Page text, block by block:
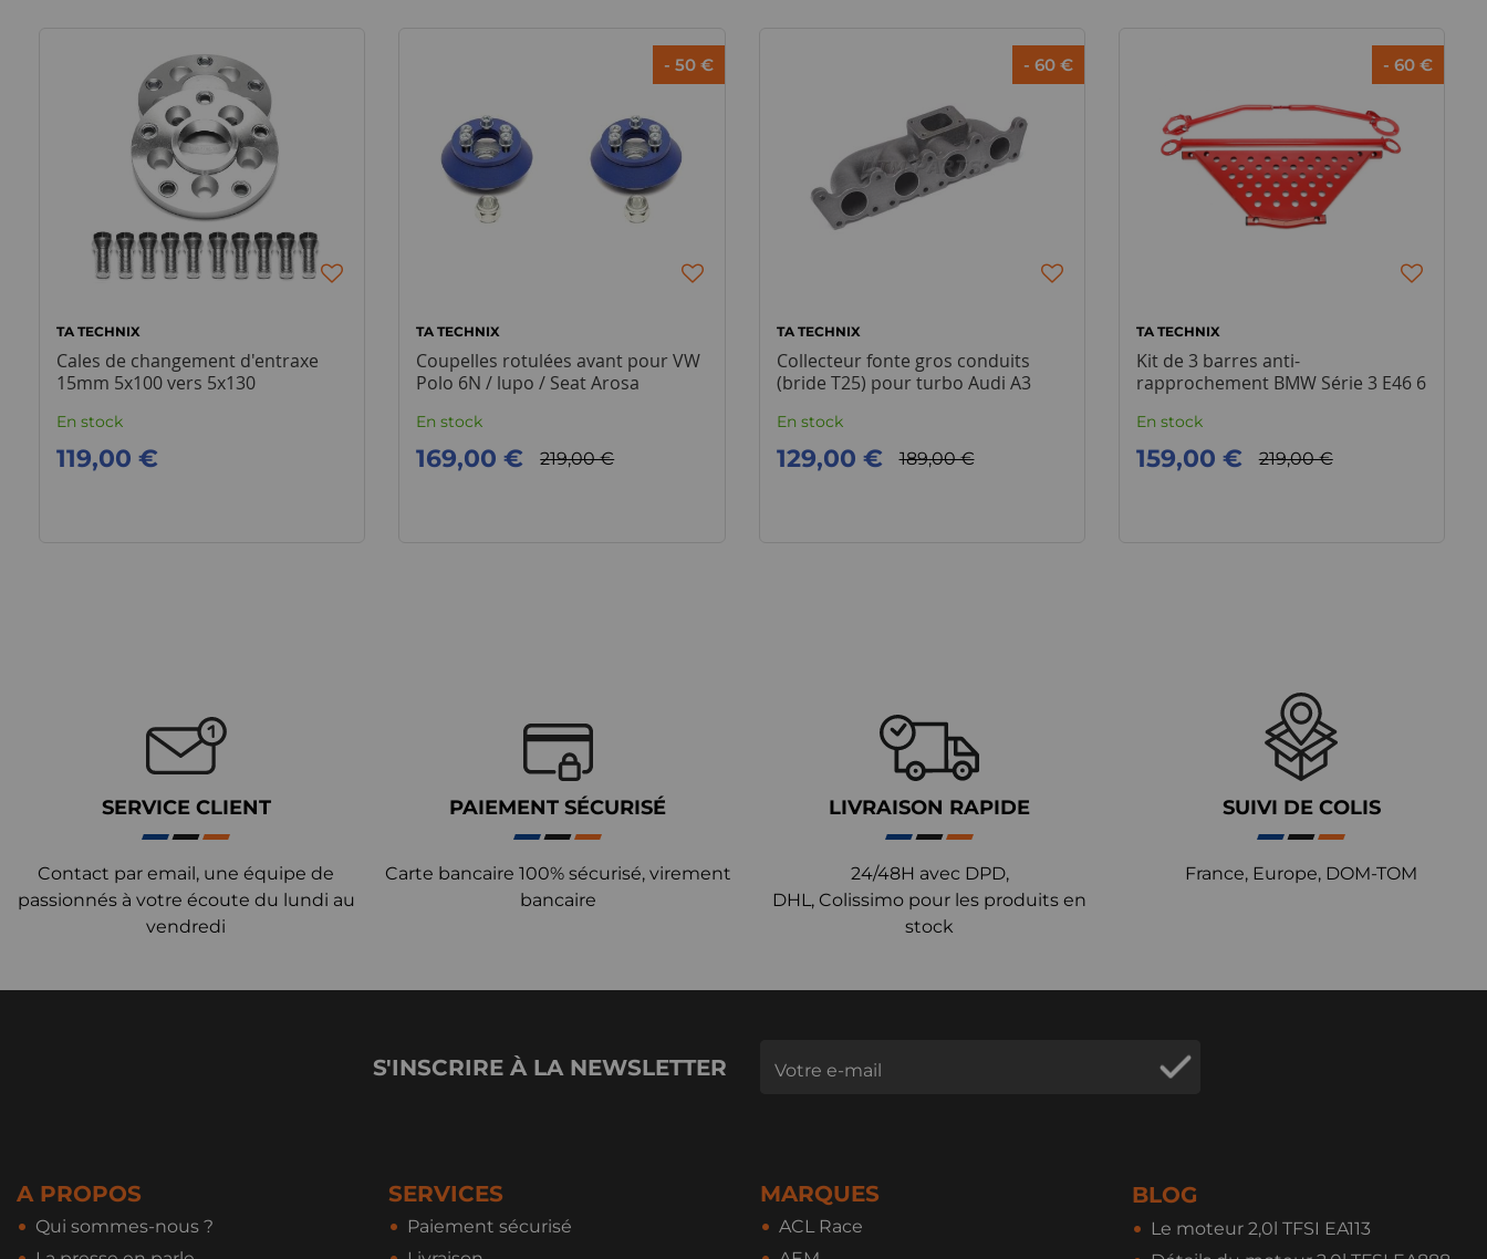
TA TECHNIX
Cales de changement d'entraxe
15mm 5x100 vers 5x130
En stock
119,00 €
- 50 €
TA TECHNIX
Coupelles rotulées avant pour VW
Polo 6N / lupo / Seat Arosa
En stock
219,00 €
169,00 €
- 60 €
TA TECHNIX
Collecteur fonte gros conduits
(bride T25) pour turbo Audi A3
En stock
189,00 €
129,00 €
- 60 €
TA TECHNIX
Kit de 3 barres anti-
rapprochement BMW Série 3 E46 6
En stock
219,00 €
159,00 €
SERVICE CLIENT
Contact par email, une équipe de
passionnés à votre écoute du lundi au
vendredi
PAIEMENT SÉCURISÉ
Carte bancaire 100% sécurisé, virement
bancaire
LIVRAISON RAPIDE
24/48H avec DPD,
DHL, Colissimo pour les produits en
stock
SUIVI DE COLIS
France, Europe, DOM-TOM
S'INSCRIRE À LA NEWSLETTER
A PROPOS
Qui sommes-nous ?
SERVICES
Paiement sécurisé
MARQUES
ACL Race
BLOG
Le moteur 2,0l TFSI EA113